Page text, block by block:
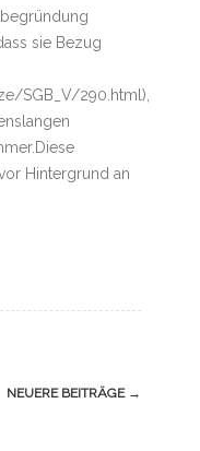
sie Bezug
SGB_V/290.html),
Hintergrund an
NEUERE BEITRÄGE →